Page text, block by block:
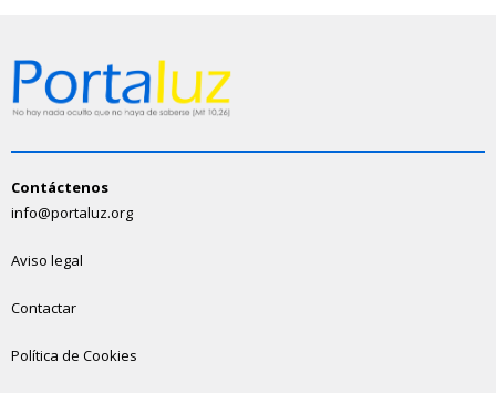
Contáctenos
info@portaluz.org
Aviso legal
Contactar
Política de Cookies